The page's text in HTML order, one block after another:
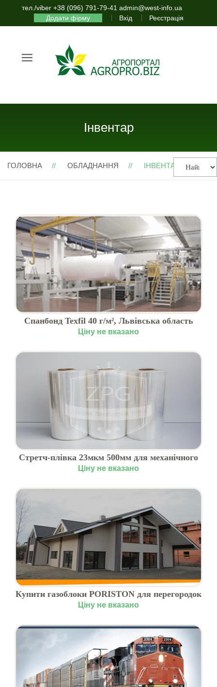
тел./viber +38 (096) 791-79-41 admin@west-info.ua
Додати фірму
Вхід Реєстрація
Інвентар
ГОЛОВНА ОБЛАДНАННЯ ІНВЕНТАР
Спанбонд Texfil 40 г/м², Львівська область
Ціну не вказано
Стретч-плівка 23мкм 500мм для механічного
палетування
Ціну не вказано
Купити газоблоки PORISTON для перегородок
Ціну не вказано